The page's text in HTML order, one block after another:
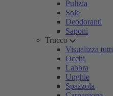
Pulizia
Sole
Deodoranti
Saponi
Trucco
Visualizza tutti
Occhi
Labbra
Unghie
Spazzola